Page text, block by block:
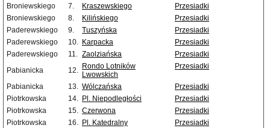
Broniewskiego
7. Kraszewskiego
Przesiadki
Broniewskiego
8. Kilińskiego
Przesiadki
Paderewskiego
9. Tuszyńska
Przesiadki
Paderewskiego
10. Karpacka
Przesiadki
Paderewskiego
11. Zaolziańska
Przesiadki
Pabianicka
12. Rondo Lotników
Lwowskich
Przesiadki
Pabianicka 13. Wólczańska
Przesiadki
Piotrkowska
14. Pl. Niepodległości
Przesiadki
Piotrkowska
15. Czerwona
Przesiadki
Piotrkowska
16. Pl. Katedralny
Przesiadki